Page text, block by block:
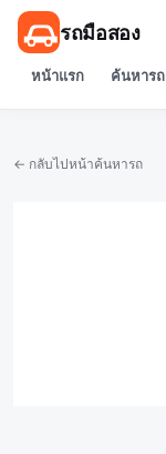
รถมือสอง
หน้าแรก ค้นหารถ
← กลับไปหน้าค้นหารถ